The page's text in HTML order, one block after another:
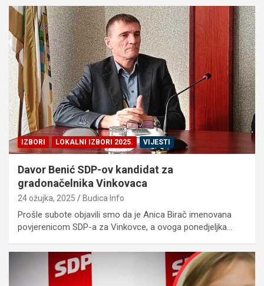
IZBORI LOKALNI IZBORI 2025. VIJESTI
Davor Benić SDP-ov kandidat za
gradonačelnika Vinkovaca
24 ožujka, 2025 Budica Info
Prošle subote objavili smo da je Anica Birač imenovana
povjerenicom SDP-a za Vinkovce, a ovoga ponedjeljka…